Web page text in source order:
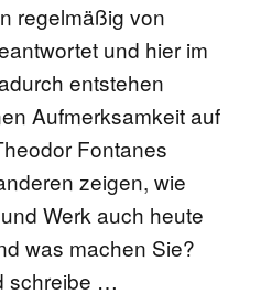
regelmäßig von
und hier im
entstehen
Aufmerksamkeit auf
Fontanes
zeigen, wie
Werk auch heute
was machen Sie?
schreibe …